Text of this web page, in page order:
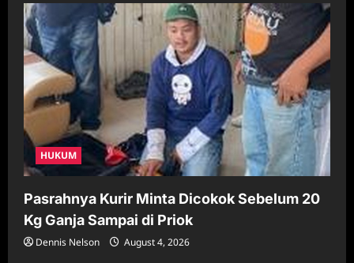
HUKUM
Pasrahnya Kurir Minta Dicokok Sebelum 20
Kg Ganja Sampai di Priok
Dennis Nelson August 4, 2026